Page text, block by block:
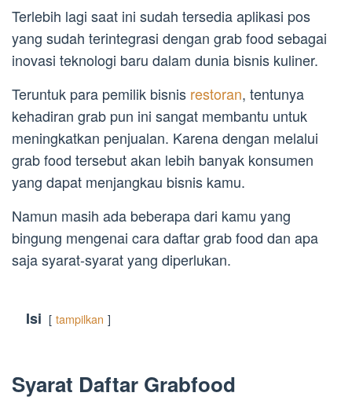
Terlebih lagi saat ini sudah tersedia aplikasi pos
yang sudah terintegrasi dengan grab food sebagai
inovasi teknologi baru dalam dunia bisnis kuliner.
Teruntuk para pemilik bisnis restoran, tentunya
kehadiran grab pun ini sangat membantu untuk
meningkatkan penjualan. Karena dengan melalui
grab food tersebut akan lebih banyak konsumen
yang dapat menjangkau bisnis kamu.
Namun masih ada beberapa dari kamu yang
bingung mengenai cara daftar grab food dan apa
saja syarat-syarat yang diperlukan.
Isi tampilkan
Syarat Daftar Grabfood